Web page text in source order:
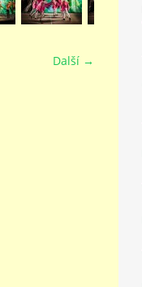
Další →